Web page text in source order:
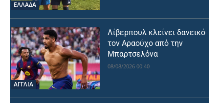
ΕΛΛΑΔΑ
ΑΓΓΛΙΑ
Λίβερπουλ κλείνει δανεικό
τον Αραούχο από την
Μπαρτσελόνα
08/08/2026 00:40